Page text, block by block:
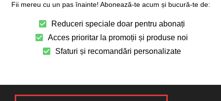
Fii mereu cu un pas înainte! Abonează-te acum și bucură-te de:
Reduceri speciale doar pentru abonați
Acces prioritar la promoții și produse noi
Sfaturi și recomandări personalizate